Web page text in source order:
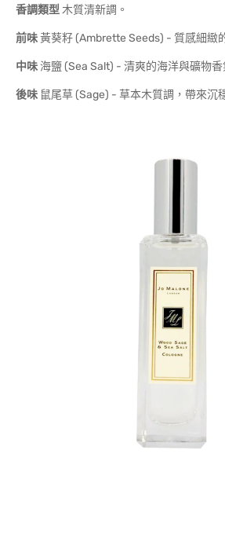
香調類型木質清新調。
前味黃葵籽 (Ambrette Seeds) - 質感細緻
中味 海鹽 (Sea Salt) - 清爽的海洋與礦物香
後味 鼠尾草 (Sage) - 草本木質調，帶來沉